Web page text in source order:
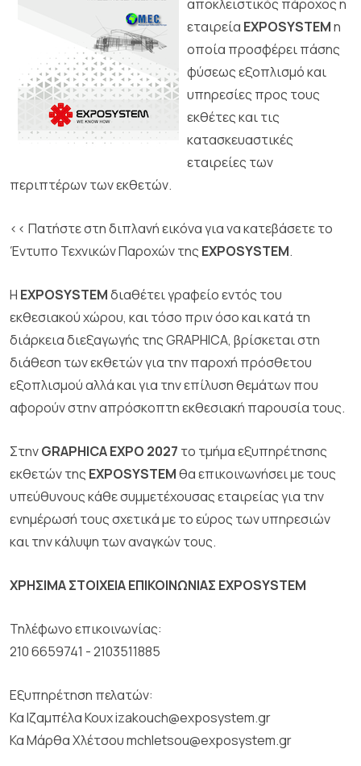
αποκλειστικός πάροχος η
εταιρεία EXPOSYSTEMη
οποία προσφέρει πάσης
φύσεως εξοπλισμό και
υπηρεσίες προς τους
εκθέτες και τις
κατασκευαστικές
εταιρείες των
περιπτέρων των εκθετών.
<< Πατήστε στη διπλανή εικόνα για να κατεβάσετε το
Έντυπο Τεχνικών Παροχών της EXPOSYSTEM.
Η EXPOSYSTEMδιαθέτει γραφείο εντός του
εκθεσιακού χώρου, και τόσο πριν όσο και κατά τη
διάρκεια διεξαγωγής της GRAPHICA, βρίσκεται στη
διάθεση των εκθετών για την παροχή πρόσθετου
εξοπλισμού αλλά και για την επίλυση θεμάτων που
αφορούν στην απρόσκοπτη εκθεσιακή παρουσία τους.
ΣτηνGRAPHICA EXPO 2027 το τμήμα εξυπηρέτησης
εκθετών της EXPOSYSTEMθα επικοινωνήσει με τους
υπεύθυνους κάθε συμμετέχουσας εταιρείας για την
ενημέρωσή τους σχετικά με το εύρος των υπηρεσιών
και την κάλυψη των αναγκών τους.
ΧΡΗΣΙΜΑ ΣΤΟΙΧΕΙΑ ΕΠΙΚΟΙΝΩΝΙΑΣ EXPOSYSTEM
Τηλέφωνο επικοινωνίας:
210 6659741 - 2103511885
Εξυπηρέτηση πελατών:
Κα Ιζαμπέλα Κουχ izakouch@exposystem.gr
Κα Μάρθα Χλέτσου mchletsou@exposystem.gr